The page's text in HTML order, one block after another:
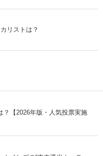
リストは？
？【2026年版・人気投票実施